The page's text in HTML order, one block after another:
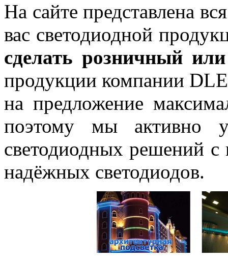
На сайте представлена
вас светодиодной
сделать розничный
продукции компании
на предложение
поэтому мы активно
светодиодных решений
надёжных светодиодов.